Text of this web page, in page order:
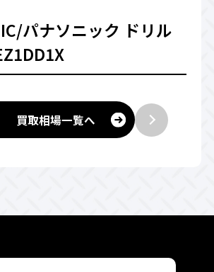
パナソニック ドリル
買取相場一覧へ